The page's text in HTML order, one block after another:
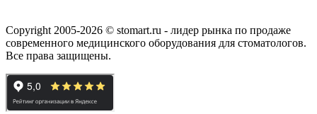
Copyright 2005-2026 © stomart.ru - лидер рынка по продаже
современного медицинского оборудования для стоматологов.
Все права защищены.